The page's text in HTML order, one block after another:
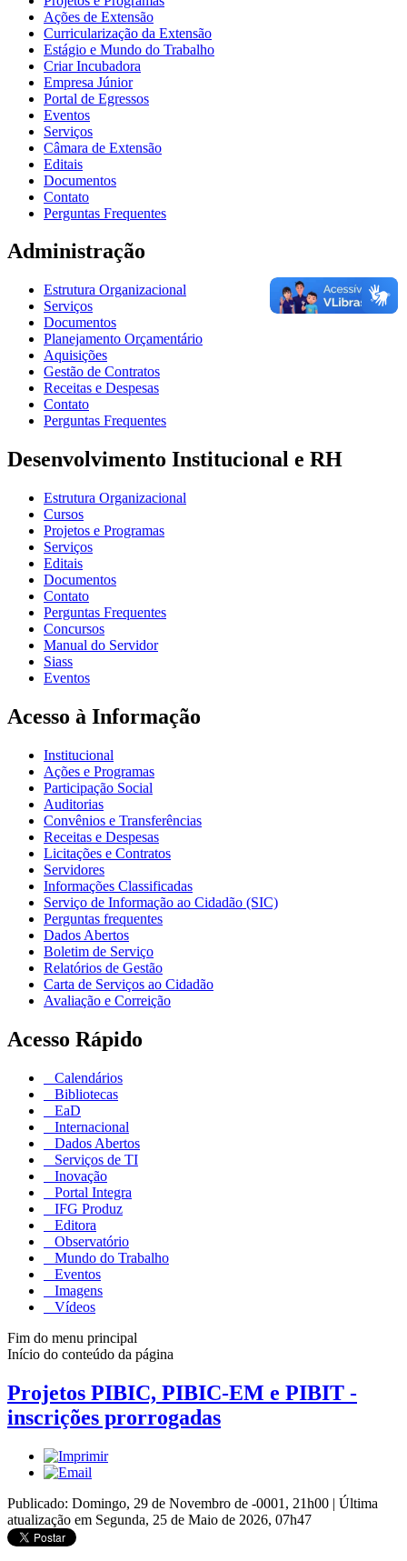
Ações de Extensão
Curricularização da Extensão
Estágio e Mundo do Trabalho
Criar Incubadora
Empresa Júnior
Portal de Egressos
Eventos
Serviços
Câmara de Extensão
Editais
Documentos
Contato
Perguntas Frequentes
Administração
Estrutura Organizacional
Serviços
Documentos
Planejamento Orçamentário
Aquisições
Gestão de Contratos
Receitas e Despesas
Contato
Perguntas Frequentes
Desenvolvimento Institucional e RH
Estrutura Organizacional
Cursos
Projetos e Programas
Serviços
Editais
Documentos
Contato
Perguntas Frequentes
Concursos
Manual do Servidor
Siass
Eventos
Acesso à Informação
Institucional
Ações e Programas
Participação Social
Auditorias
Convênios e Transferências
Receitas e Despesas
Licitações e Contratos
Servidores
Informações Classificadas
Serviço de Informação ao Cidadão (SIC)
Perguntas frequentes
Dados Abertos
Boletim de Serviço
Relatórios de Gestão
Carta de Serviços ao Cidadão
Avaliação e Correição
Acesso Rápido
Calendários
Bibliotecas
EaD
Internacional
Dados Abertos
Serviços de TI
Inovação
Portal Integra
IFG Produz
Editora
Observatório
Mundo do Trabalho
Eventos
Imagens
Vídeos
Fim do menu principal
Início do conteúdo da página
Projetos PIBIC, PIBIC-EM e PIBIT -
inscrições prorrogadas
Publicado: Domingo, 29 de Novembro de -0001, 21h00 | Última
atualização em Segunda, 25 de Maio de 2026, 07h47